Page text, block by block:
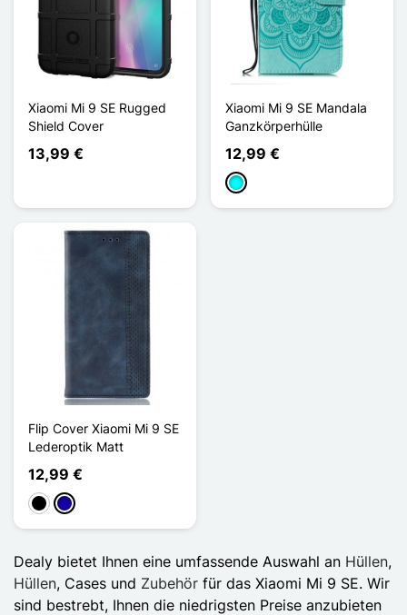
Xiaomi Mi 9 SE Rugged
Shield Cover
13,99 €
Xiaomi Mi 9 SE Mandala
Ganzkörperhülle
12,99 €
Cyan
Flip Cover Xiaomi Mi 9 SE
Lederoptik Matt
12,99 €
SchwarzDunkelblau
Dealy bietet Ihnen eine umfassende Auswahl an Hüllen,
Hüllen, Cases und Zubehör für das Xiaomi Mi 9 SE. Wir
sind bestrebt, Ihnen die niedrigsten Preise anzubieten